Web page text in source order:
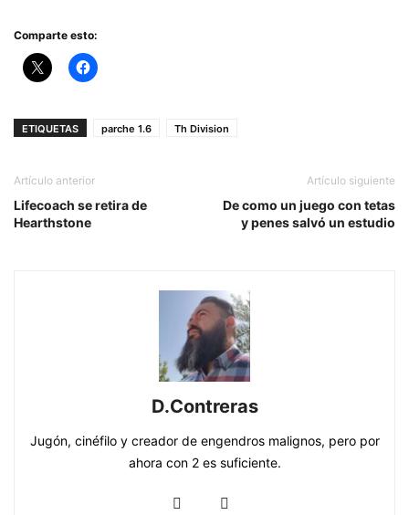
Comparte esto:
ETIQUETAS parche 1.6 Th Division
Artículo anterior
Lifecoach se retira de
Hearthstone
Artículo siguiente
De como un juego con tetas
y penes salvó un estudio
D.Contreras
Jugón, cinéfilo y creador de engendros malignos, pero por
ahora con 2 es suficiente.